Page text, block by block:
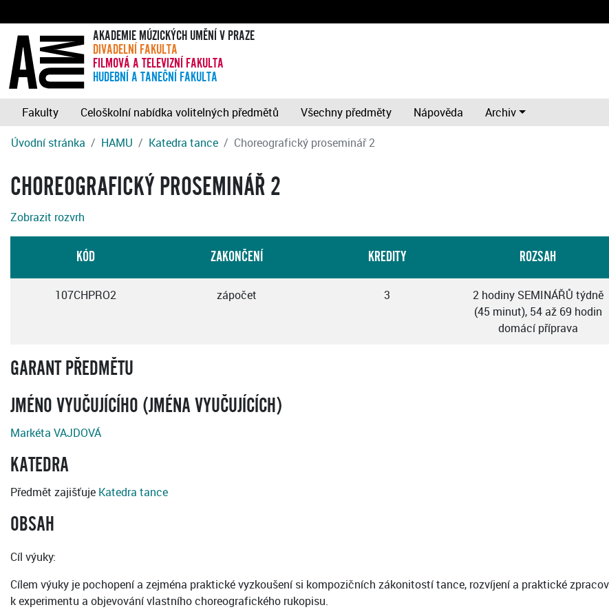
AKADEMIE MÚZICKÝCH UMĚNÍ V PRAZE
DIVADELNÍ FAKULTA
FILMOVÁ A TELEVIZNÍ FAKULTA
HUDEBNÍ A TANEČNÍ FAKULTA
Fakulty Celoškolní nabídka volitelných předmětů Všechny předměty Nápověda
Archiv
Úvodní stránka
HAMU Katedra tance Choreografický proseminář 2
CHOREOGRAFICKÝ PROSEMINÁŘ 2
Zobrazit rozvrh
KÓD ZAKONČENÍ KREDITY ROZSAH
107CHPRO2 zápočet 3
2 hodiny SEMINÁŘŮ týdně
(45 minut), 54 až 69 hodin
domácí příprava
GARANT PŘEDMĚTU
JMÉNO VYUČUJÍCÍHO (JMÉNA VYUČUJÍCÍCH)
Markéta VAJDOVÁ
KATEDRA
Předmět zajišťuje Katedra tance
OBSAH
Cíl výuky:
Cílem výuky je pochopení a zejména praktické vyzkoušení si kompozičních zákonitostí tance, rozvíjení a praktické
k experimentu a objevování vlastního choreografického rukopisu.